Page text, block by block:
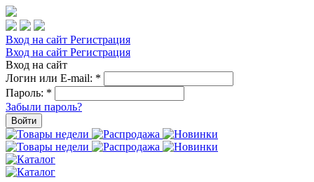
Вход на сайт Регистрация
Вход на сайт Регистрация
Вход на сайт
Логин или E-mail: *
Пароль: *
Забыли пароль?
Войти